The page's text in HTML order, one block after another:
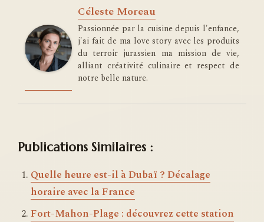
Céleste Moreau
Passionnée par la cuisine depuis l'enfance,
j'ai fait de ma love story avec les produits
du terroir jurassien ma mission de vie,
alliant créativité culinaire et respect de
notre belle nature.
Publications Similaires :
Quelle heure est-il à Dubaï ? Décalage
horaire avec la France
Fort-Mahon-Plage : découvrez cette station